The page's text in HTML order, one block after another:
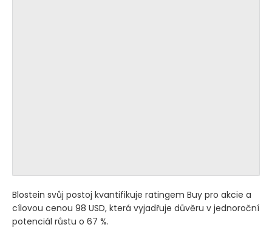
Blostein svůj postoj kvantifikuje ratingem Buy pro akcie a
cílovou cenou 98 USD, která vyjadřuje důvěru v jednoroční
potenciál růstu o 67 %.